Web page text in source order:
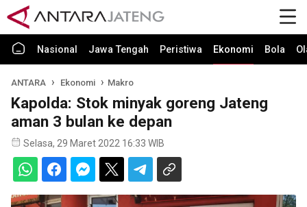
Nasional Jawa Tengah Peristiwa Ekonomi Bola
ANTARA Ekonomi Makro
Kapolda: Stok minyak goreng Jateng
aman 3 bulan ke depan
Selasa, 29 Maret 2022 16:33 WIB